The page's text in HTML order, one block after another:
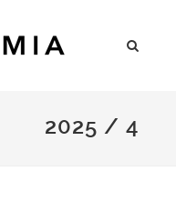
2025 / 4